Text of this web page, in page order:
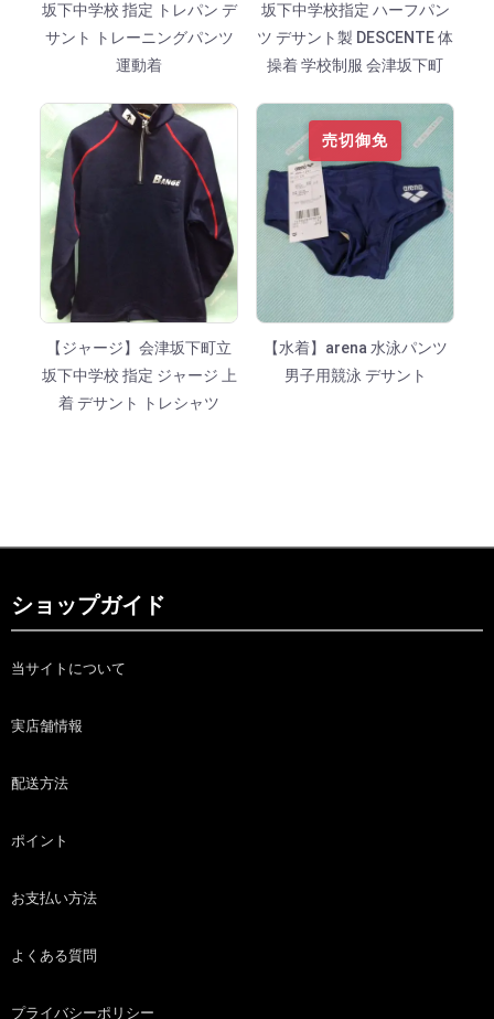
坂下中学校 指定 トレパン デ
サント トレーニングパンツ
運動着
坂下中学校指定 ハーフパン
ツ デサント製 DESCENTE 体
操着 学校制服 会津坂下町
【ジャージ】会津坂下町立
坂下中学校 指定 ジャージ 上
着 デサント トレシャツ
売切御免
【水着】arena 水泳パンツ
男子用競泳 デサント
ショップガイド
当サイトについて
実店舗情報
配送方法
ポイント
お支払い方法
よくある質問
プライバシーポリシー